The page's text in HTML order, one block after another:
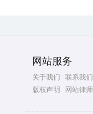
网站服务
关于我们 联系我们
版权声明
网站律师